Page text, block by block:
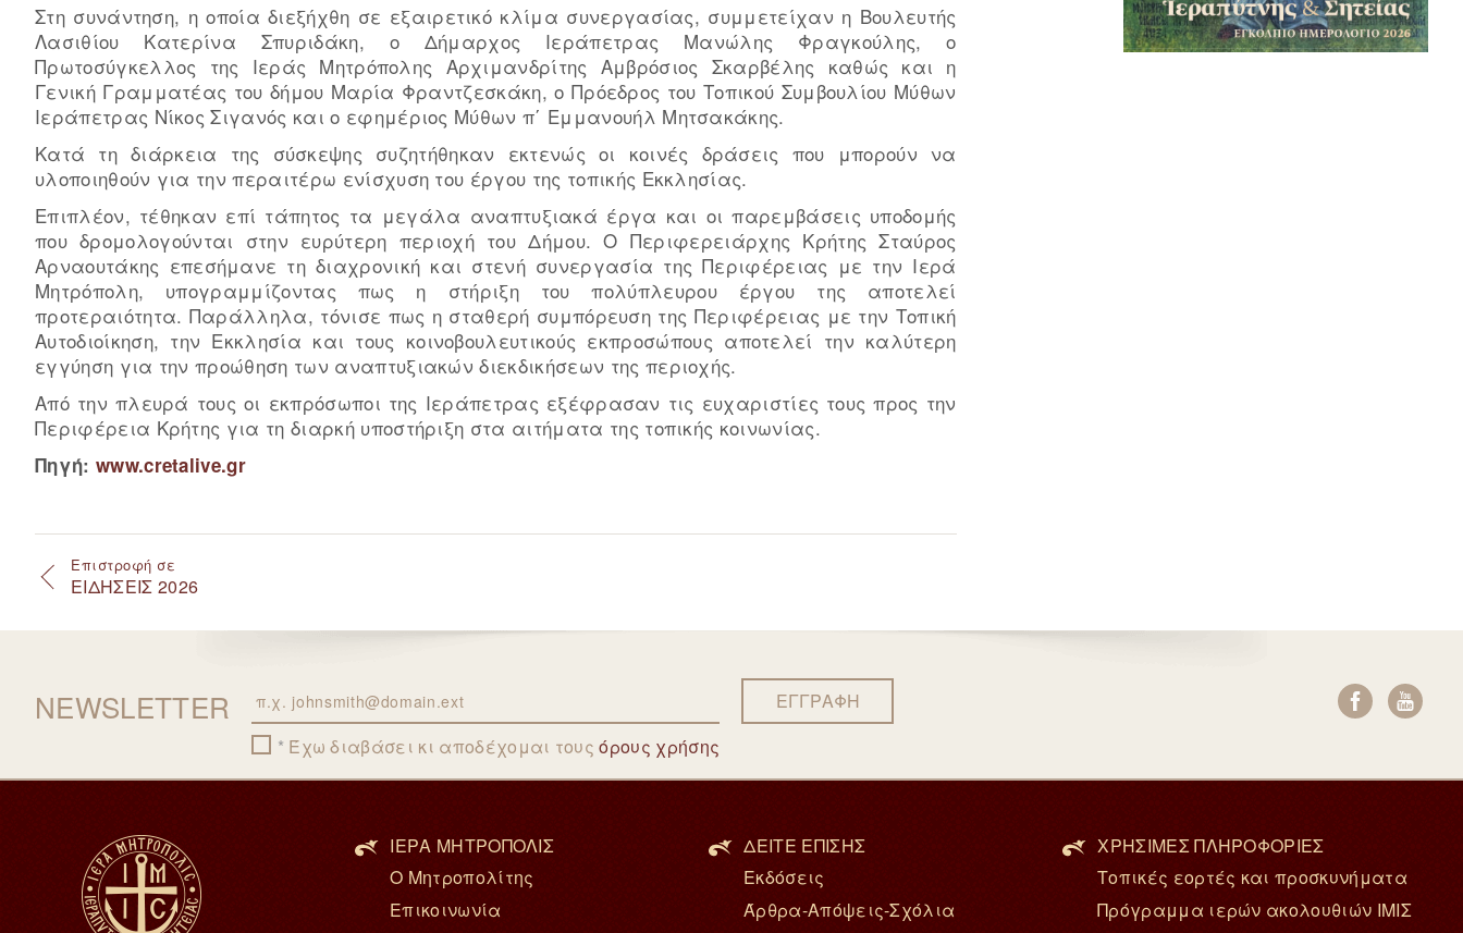
Στη συνάντηση, η οποία διεξήχθη σε εξαιρετικό κλίμα συνεργασίας, συμμετείχαν η Βουλευτής
Λασιθίου Κατερίνα Σπυριδάκη, ο Δήμαρχος Ιεράπετρας Μανώλης Φραγκούλης, ο
Πρωτοσύγκελλος της Ιεράς Μητρόπολης Αρχιμανδρίτης Αμβρόσιος Σκαρβέλης καθώς και η
Γενική Γραμματέας του δήμου Μαρία Φραντζεσκάκη, ο Πρόεδρος του Τοπικού Συμβουλίου Μύθων
Ιεράπετρας Νίκος Σιγανός και ο εφημέριος Μύθων π΄ Εμμανουήλ Μητσακάκης.
Κατά τη διάρκεια της σύσκεψης συζητήθηκαν εκτενώς οι κοινές δράσεις που μπορούν να
υλοποιηθούν για την περαιτέρω ενίσχυση του έργου της τοπικής Εκκλησίας.
Επιπλέον, τέθηκαν επί τάπητος τα μεγάλα αναπτυξιακά έργα και οι παρεμβάσεις υποδομής
που δρομολογούνται στην ευρύτερη περιοχή του Δήμου. Ο Περιφερειάρχης Κρήτης Σταύρος
Αρναουτάκης επεσήμανε τη διαχρονική και στενή συνεργασία της Περιφέρειας με την Ιερά
Μητρόπολη, υπογραμμίζοντας πως η στήριξη του πολύπλευρου έργου της αποτελεί
προτεραιότητα. Παράλληλα, τόνισε πως η σταθερή συμπόρευση της Περιφέρειας με την Τοπική
Αυτοδιοίκηση, την Εκκλησία και τους κοινοβουλευτικούς εκπροσώπους αποτελεί την καλύτερη
εγγύηση για την προώθηση των αναπτυξιακών διεκδικήσεων της περιοχής.
Από την πλευρά τους οι εκπρόσωποι της Ιεράπετρας εξέφρασαν τις ευχαριστίες τους προς την
Περιφέρεια Κρήτης για τη διαρκή υποστήριξη στα αιτήματα της τοπικής κοινωνίας.
Πηγή: www.cretalive.gr
Επιστροφή σε
ΕΙΔΗΣΕΙΣ 2026
NEWSLETTER
Email
Έχω διαβάσει κι αποδέχομαι τουςόρους χρήσης
ΕΓΓΡΑΦΗ
ΙΕΡΑ ΜΗΤΡΟΠΟΛΙΣ
Ο Μητροπολίτης
Επικοινωνία
ΔΕΙΤΕ ΕΠΙΣΗΣ
Εκδόσεις
Άρθρα-Απόψεις-Σχόλια
ΧΡΗΣΙΜΕΣ ΠΛΗΡΟΦΟΡΙΕΣ
Τοπικές εορτές και προσκυνήματα
Πρόγραμμα ιερών ακολουθιών ΙΜΙΣ